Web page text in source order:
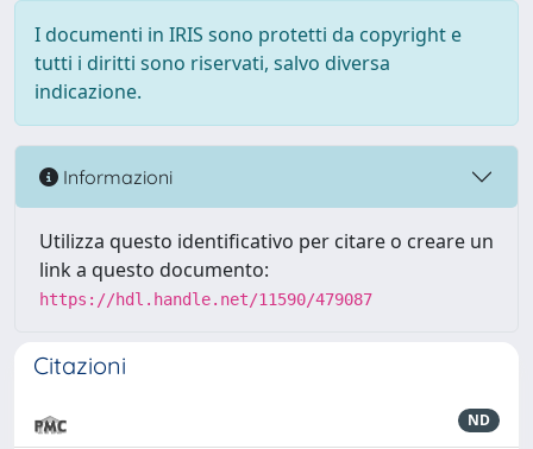
I documenti in IRIS sono protetti da copyright e
tutti i diritti sono riservati, salvo diversa
indicazione.
Informazioni
Utilizza questo identificativo per citare o creare un
link a questo documento:
https://hdl.handle.net/11590/479087
Citazioni
ND